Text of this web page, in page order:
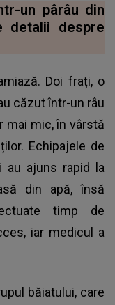
un pârâu din
detalii despre
Doi frați, o
căzut într-un râu
mai mic, în vârstă
Echipajele de
au ajuns rapid la
din apă, însă
timp de
iar medicul a
băiatului, care